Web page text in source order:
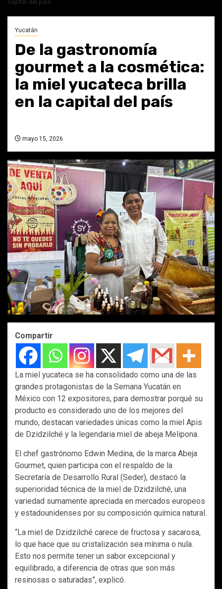
capital del país
Yucatán
De la gastronomía
gourmet a la cosmética:
la miel yucateca brilla
en la capital del país
mayo 15, 2026
Compartir
La miel yucateca se ha consolidado como una de las
grandes protagonistas de la Semana Yucatán en
México con 12 expositores, para demostrar porqué su
producto es considerado uno de los mejores del
mundo, destacan variedades únicas como la miel Apis
de Dzidzilché y la legendaria miel de abeja Melipona.
El chef gastrónomo Edwin Medina, de la marca Abeja
Gourmet, quien participa con el respaldo de la
Secretaría de Desarrollo Rural (Seder), destacó la
superioridad técnica de la miel de Dzidzilché, una
variedad sumamente apreciada en mercados europeos
y estadounidenses por su composición química natural.
“La miel de Dzidzilché carece de fructosa y sacarosa,
lo que hace que su cristalización sea mínima o nula.
Esto nos permite tener un sabor excepcional y
equilibrado, a diferencia de otras que son más
resinosas o saturadas”, explicó.